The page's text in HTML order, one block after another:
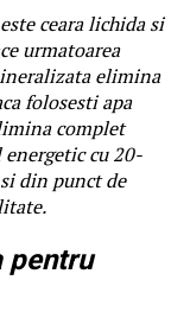
ceara lichida si
urmatoarea
elimina
folosesti apa
complet
energetic cu 20-
din punct de
pentru